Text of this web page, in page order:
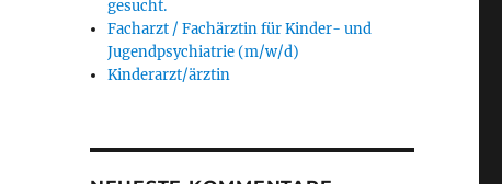
gesucht.
Facharzt / Fachärztin für Kinder- und
Jugendpsychiatrie (m/w/d)
Kinderarzt/ärztin